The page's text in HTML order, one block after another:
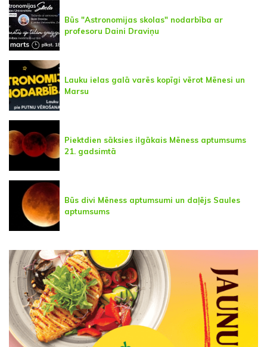
Būs "Astronomijas skolas" nodarbība ar
profesoru Daini Draviņu
Lauku ielas galā varēs kopīgi vērot Mēnesi un
Marsu
Piektdien sāksies ilgākais Mēness aptumsums
21. gadsimtā
Būs divi Mēness aptumsumi un daļējs Saules
aptumsums